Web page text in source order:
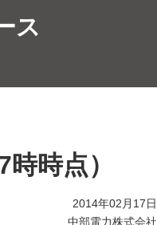
報ス
時点）
2014年02月17日
中部電力株式会社